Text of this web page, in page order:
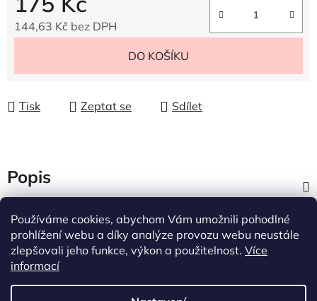
Používáme cookies, abychom Vám umožnili pohodlné
prohlížení webu a díky analýze provozu webu neustále
zlepšovali jeho funkce, výkon a použitelnost. Více
informací
144,63 Kč bez DPH
DO KOŠÍKU
Tisk Zeptat se Sdílet
Popis
Diskuze